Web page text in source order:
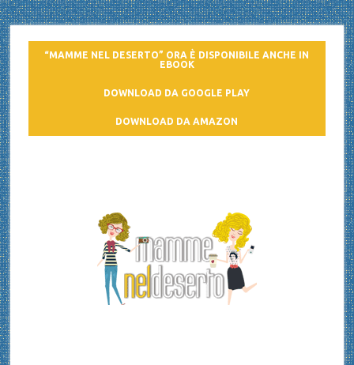
“MAMME NEL DESERTO” ORA È DISPONIBILE ANCHE IN
EBOOK
DOWNLOAD DA GOOGLE PLAY
DOWNLOAD DA AMAZON